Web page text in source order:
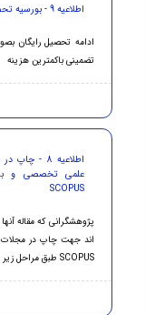
اطلاعیه 9 - بورسیه تحصیلی اروپا تضمینی
ادامه تحصیل رایگان
تضمینی باکمترین هزینه
اطلاعیه 8 -
SCOPUS
پژوهشگرانی که مقاله
SCOPUS طبق مراحل زیر اقدام نمائید: